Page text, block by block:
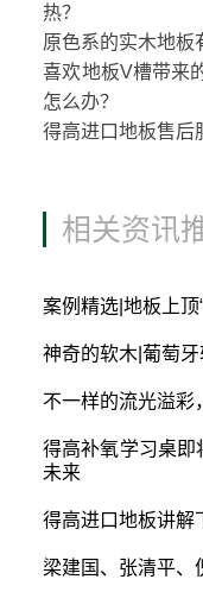
热？
原色系的实木地板
喜欢地板V槽带来
怎么办？
得高进口地板售后
相关资讯
案例精选|地板上
神奇的软木|葡萄
不一样的流光溢彩
得高补氧学习桌即
未来
得高进口地板讲解
梁建国、张清平、